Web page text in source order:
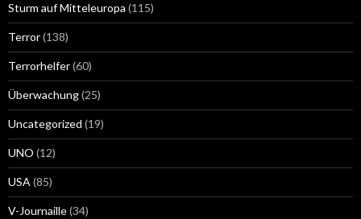
Sturm auf Mitteleuropa (115)
Terror(138)
Terrorhelfer(60)
Überwachung(25)
Uncategorized (19)
UNO (12)
USA (85)
V-Journaille(34)